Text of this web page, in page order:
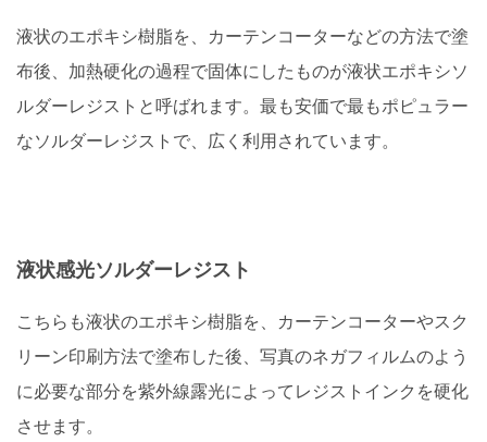
液状のエポキシ樹脂を、カーテンコーターなどの方法で塗
布後、加熱硬化の過程で固体にしたものが液状エポキシソ
ルダーレジストと呼ばれます。最も安価で最もポピュラー
なソルダーレジストで、広く利用されています。
液状感光ソルダーレジスト
こちらも液状のエポキシ樹脂を、カーテンコーターやスク
リーン印刷方法で塗布した後、写真のネガフィルムのよう
に必要な部分を紫外線露光によってレジストインクを硬化
させます。